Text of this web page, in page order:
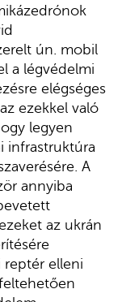
ún. mobil
a légvédelmi
elégséges
ezekkel való
legyen
infrastruktúra
A
annyiba
az ukrán
reptér elleni